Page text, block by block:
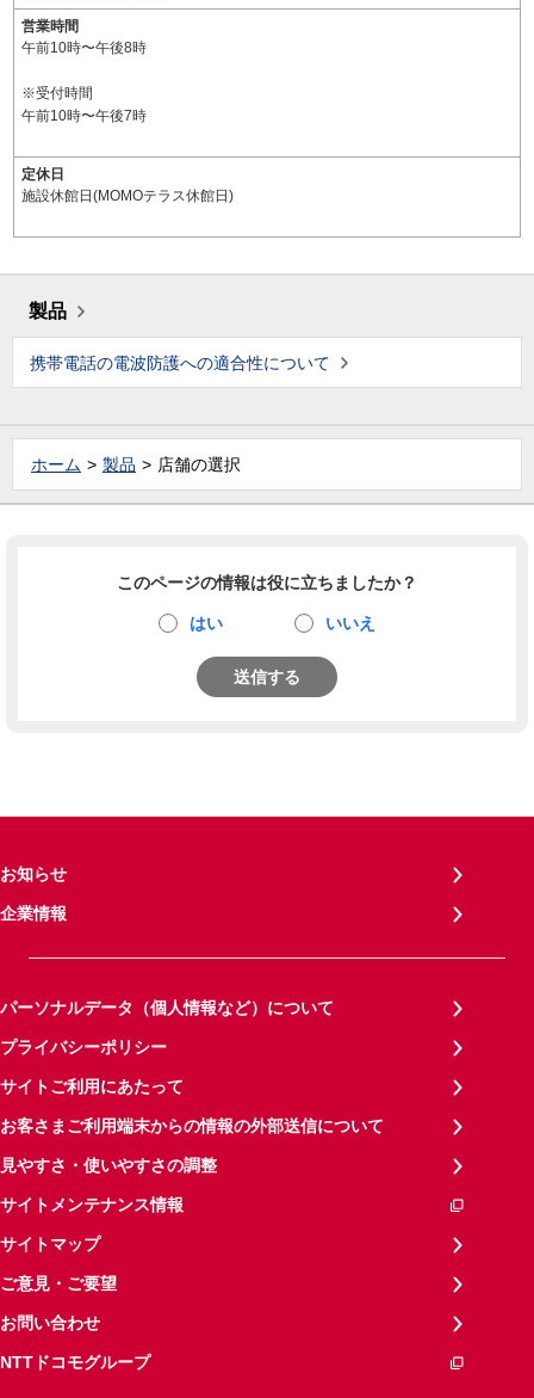
営業時間
午前10時〜午後8時
※受付時間
午前10時〜午後7時
定休日
施設休館日(MOMOテラス休館日)
製品
携帯電話の電波防護への適合性について
ホーム 製品 店舗の選択
このページの情報は役に立ちましたか？
はい いいえ
送信する
お知らせ
企業情報
パーソナルデータ（個人情報など）について
プライバシーポリシー
サイトご利用にあたって
お客さまご利用端末からの情報の外部送信について
見やすさ・使いやすさの調整
サイトメンテナンス情報
サイトマップ
ご意見・ご要望
お問い合わせ
NTTドコモグループ